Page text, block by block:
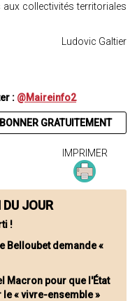
collectivités territoriales
Ludovic Galtier
: @Maireinfo2
GRATUITEMENT
IMPRIMER
JOUR
!
Belloubet demande «
Macron pour que l'État
« vivre-ensemble »